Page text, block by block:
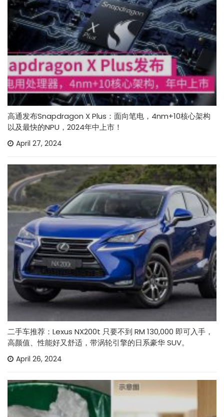
高通发布Snapdragon X Plus：面向笔电，4nm+10核心架构
以及最快的NPU，2024年中上市！
April 27, 2024
二手车推荐：Lexus NX200t 只要不到 RM 130,000 即可入手，
高颜值、性能好又舒适，带涡轮引擎的日系豪华 SUV。
April 26, 2024